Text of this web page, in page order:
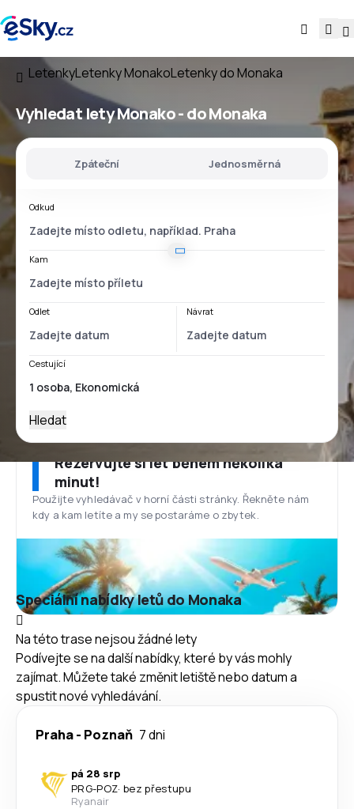
LetenkyLetenky MonakoLetenky do Monaka
Vyhledat letyMonako - do Monaka
Zpáteční Jednosměrná
Odkud
Kam
Odlet Návrat
Cestující
Hledat
Rezervujte si let během několika
minut!
Použijte vyhledávač v horní části stránky. Řekněte nám
kdy a kam letíte a my se postaráme o zbytek.
Speciální nabídky letů do Monaka
Na této trase nejsou žádné lety
Podívejte se na další nabídky, které by vás mohly
zajímat. Můžete také změnit letiště nebo datum a
spustit nové vyhledávání.
Praha- Poznaň 7 dni
pá 28 srp
PRG-POZ· bez přestupu
Ryanair